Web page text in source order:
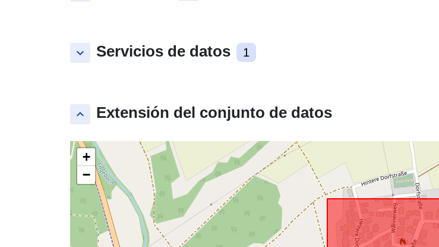
keyboard_arrow_down Servicios de datos 1
keyboard_arrow_up Extensión del conjunto de datos
+
−